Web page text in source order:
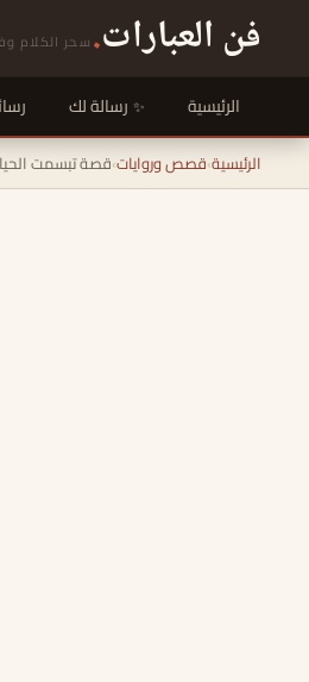
فن العبارات.سحر الكلام
الرئيسية رسالة لك
الرئيسية›قصص وروايات›قصة تبسمت